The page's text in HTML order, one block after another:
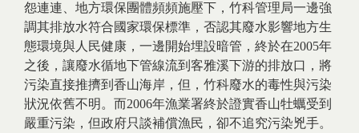
怨連連、地方環保團體頻頻施壓下，竹科管理局一邊強
調其排放水符合國家環保標準，否認其廢水影響地方生
態環境與人民健康，一邊開始埋設暗管，終於在2005年
之後，讓廢水循地下管線流到客雅溪下游的排放口，將
污染直接推擠到香山海岸，但，竹科廢水的毒性與污染
狀況依舊不明。而2006年漁業署終於證實香山牡蠣受到
嚴重污染，但政府只談補償漁民，卻不追究污染兇手。